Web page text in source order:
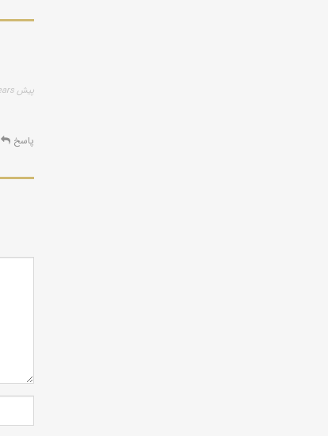
14 years پیش
پاسخ